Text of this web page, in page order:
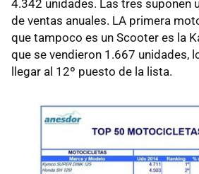
4.342 unidades. Las tres suponen
de ventas anuales. LA primera
que tampoco es un Scooter es la
que se vendieron 1.667 unidades,
llegar al 12º puesto de la lista.